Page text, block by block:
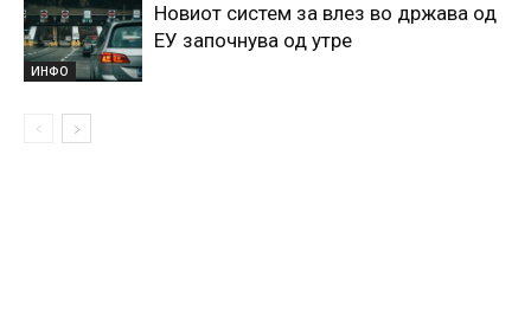
ИНФО
Новиот систем за влез во држава од
ЕУ започнува од утре